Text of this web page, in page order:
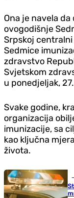
Ona je navela
ovogodišnje
Srpskoj
Sedmice
zdravstvo
Svjetskom
u ponedjeljak,
Svake godine,
organizacija
imunizacije, sa
kao ključna
života.